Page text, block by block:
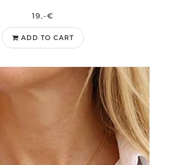
19,-€
ADD TO CART